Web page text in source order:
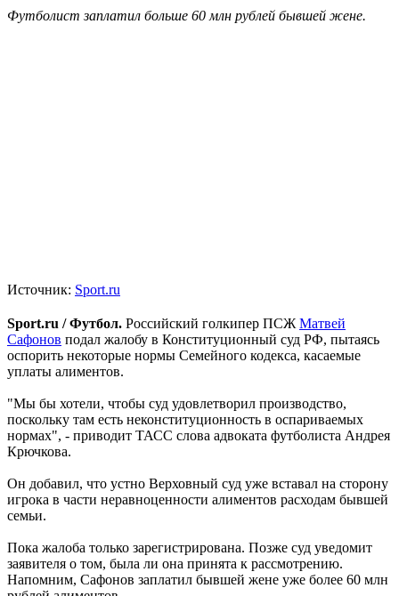
Футболист заплатил больше 60 млн рублей бывшей жене.
Источник: Sport.ru
Sport.ru / Футбол. Российский голкипер ПСЖ Матвей
Сафонов подал жалобу в Конституционный суд РФ, пытаясь
оспорить некоторые нормы Семейного кодекса, касаемые
уплаты алиментов.
"Мы бы хотели, чтобы суд удовлетворил производство,
поскольку там есть неконституционность в оспариваемых
нормах", - приводит ТАСС слова адвоката футболиста Андрея
Крючкова.
Он добавил, что устно Верховный суд уже вставал на сторону
игрока в части неравноценности алиментов расходам бывшей
семьи.
Пока жалоба только зарегистрирована. Позже суд уведомит
заявителя о том, была ли она принята к рассмотрению.
Напомним, Сафонов заплатил бывшей жене уже более 60 млн